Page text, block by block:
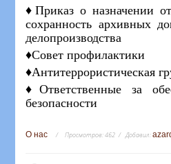
♦Приказ о назначении
сохранность архивных
делопроизводства
♦Совет профилактики
♦Антитеррористическая
♦Ответственные за
безопасности
О нас Просмотров:462 Добавил: